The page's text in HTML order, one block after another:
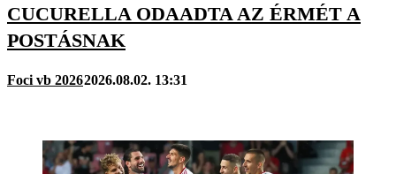
CUCURELLA ODAADTA AZ ÉRMÉT A
POSTÁSNAK
Foci vb 20262026.08.02. 13:31